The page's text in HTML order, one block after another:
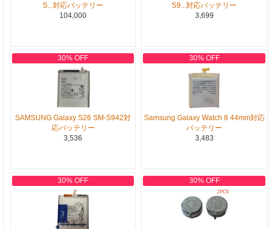
S...対応バッテリー
104,000
S9...対応バッテリー
3,699
30% OFF
SAMSUNG Galaxy S26 SM-S942対
応バッテリー
3,536
30% OFF
Samsung Galaxy Watch 8 44mm対応
バッテリー
3,483
30% OFF 30% OFF